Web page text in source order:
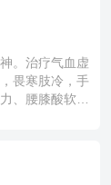
。治疗气血虚
畏寒肢冷，手
、腰膝酸软也